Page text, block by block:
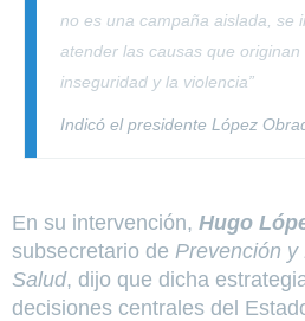
no es una campaña aislada, se
atender las causas que
inseguridad y la violencia”
Indicó el presidente López
En su intervención, Hugo
subsecretario de Prevención y
Salud, dijo que dicha
decisiones centrales del